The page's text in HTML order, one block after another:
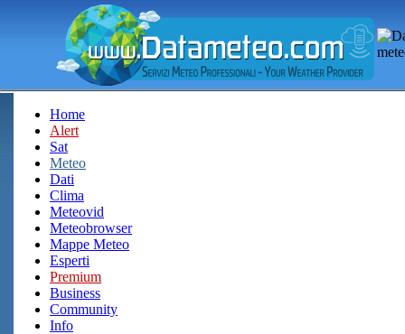
Home
Alert
Sat
Meteo
Dati
Clima
Meteovid
Meteobrowser
Mappe Meteo
Esperti
Premium
Business
Community
Info